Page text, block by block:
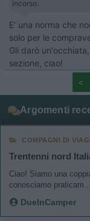
incorso.
E' una norma che
solo per le
Gli darò
sezione, ciao!
<
Argomenti
COMPAGNI DI
Trentenni nord
Ciao! Siamo una
conosciamo praticam...
DueInCamper